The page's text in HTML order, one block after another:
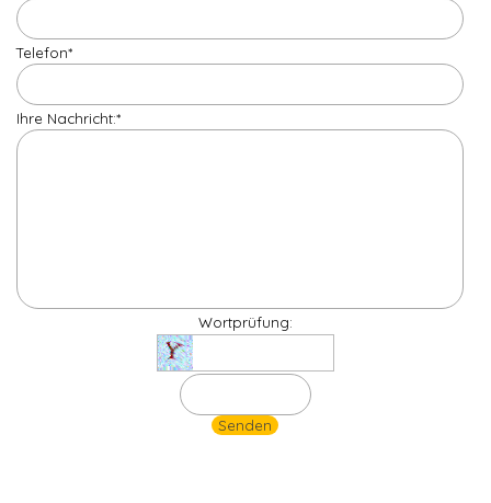
Telefon*
Ihre Nachricht:*
Wortprüfung: